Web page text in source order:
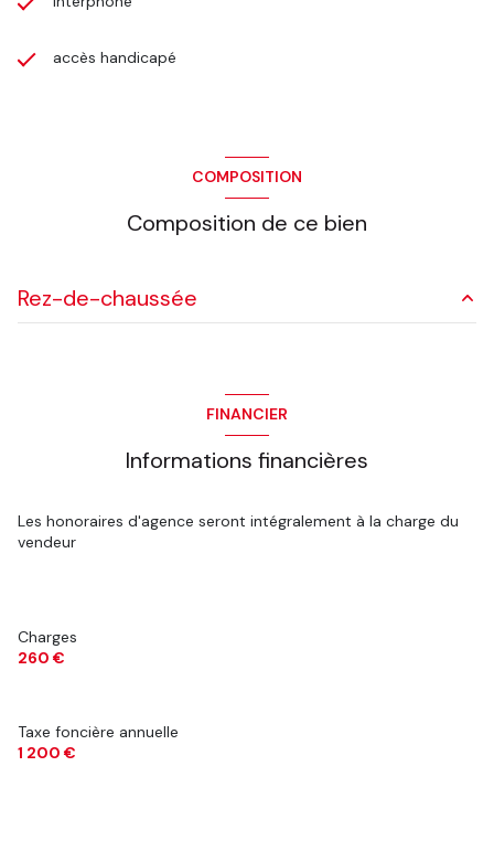
accès handicapé
COMPOSITION
Composition de ce bien
Rez-de-chaussée
FINANCIER
Informations financières
Les honoraires d'agence seront intégralement à la charge du
vendeur
Charges
260 €
Taxe foncière annuelle
1 200 €